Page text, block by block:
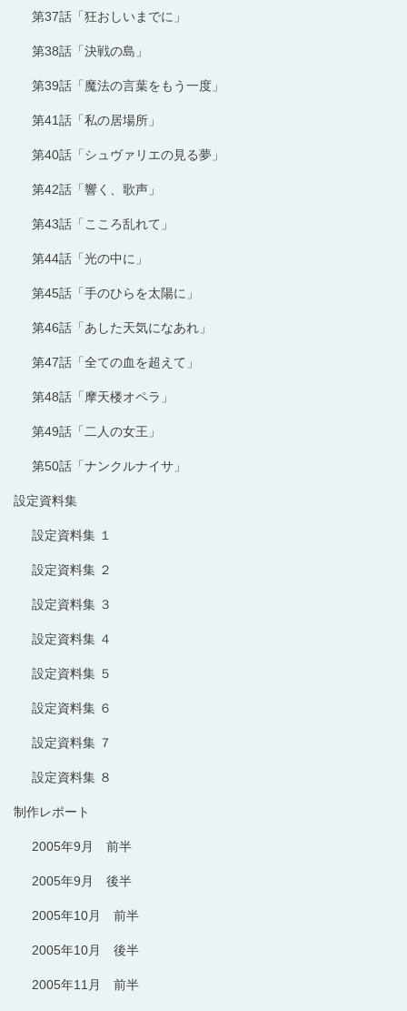
第37話「狂おしいまでに」
第38話「決戦の島」
第39話「魔法の言葉をもう一度」
第41話「私の居場所」
第40話「シュヴァリエの見る夢」
第42話「響く、歌声」
第43話「こころ乱れて」
第44話「光の中に」
第45話「手のひらを太陽に」
第46話「あした天気になあれ」
第47話「全ての血を超えて」
第48話「摩天楼オペラ」
第49話「二人の女王」
第50話「ナンクルナイサ」
設定資料集
設定資料集 １
設定資料集 ２
設定資料集 ３
設定資料集 ４
設定資料集 ５
設定資料集 ６
設定資料集 ７
設定資料集 ８
制作レポート
2005年9月 前半
2005年9月 後半
2005年10月 前半
2005年10月 後半
2005年11月 前半